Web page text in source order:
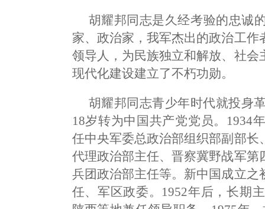
胡耀邦同志是久经考验的忠诚
家、政治家，我军杰出的政治工
领导人，为民族独立和解放、社
现代化建设建立了不朽功勋。
胡耀邦同志青少年时代就投身
18岁转为中国共产党党员。1934
任中央军委总政治部组织部副部
代理政治部主任、晋察冀野战军
兵团政治部主任等。新中国成立
任、军区政委。1952年后，长期